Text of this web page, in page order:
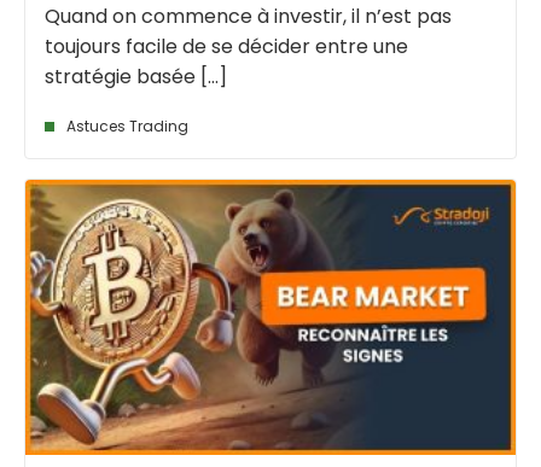
Quand on commence à investir, il n’est pas
toujours facile de se décider entre une
stratégie basée [...]
Astuces Trading